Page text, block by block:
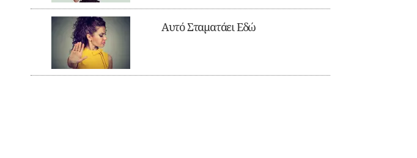
Αυτό Σταματάει Εδώ